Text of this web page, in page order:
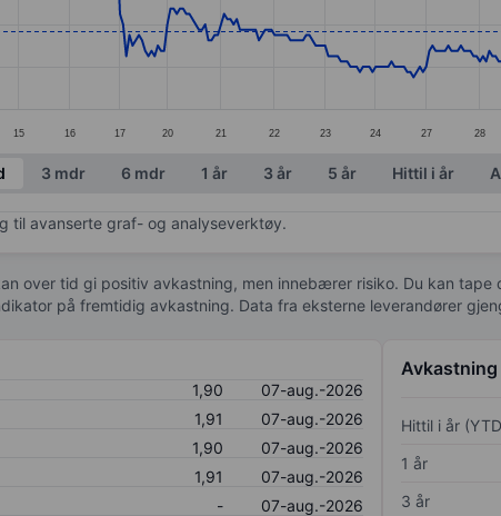
values. Data ranges from 1.82 to 2.12.
15 16 17 20 21 22 23 24 27 28
3 mdr 6 mdr 1 år 3 år 5 år Hittil i år
til avanserte graf- og analyseverktøy.
over tid gi positiv avkastning, men innebærer risiko. Du kan
på fremtidig avkastning. Data fra eksterne leverandører
1,90
07-aug.-2026
1,91
07-aug.-2026
1,90
07-aug.-2026
1,91
07-aug.-2026
-
07-aug.-2026
Avkastning
Hittil i år
1 år
3 år